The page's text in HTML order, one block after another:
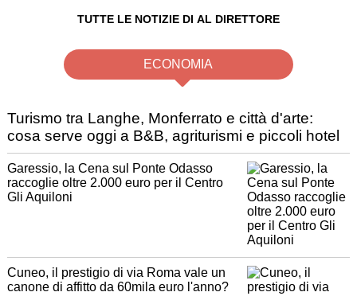
TUTTE LE NOTIZIE DI AL DIRETTORE
ECONOMIA
Turismo tra Langhe, Monferrato e città d'arte:
cosa serve oggi a B&B, agriturismi e piccoli hotel
Garessio, la Cena sul Ponte Odasso
raccoglie oltre 2.000 euro per il Centro
Gli Aquiloni
Cuneo, il prestigio di via Roma vale un
canone di affitto da 60mila euro l'anno?